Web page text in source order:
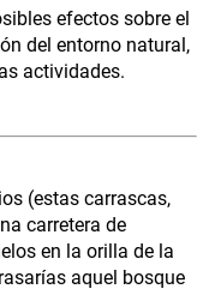
efectos sobre el
del entorno natural,
actividades.
(estas carrascas,
carretera de
en la orilla de la
aquel bosque